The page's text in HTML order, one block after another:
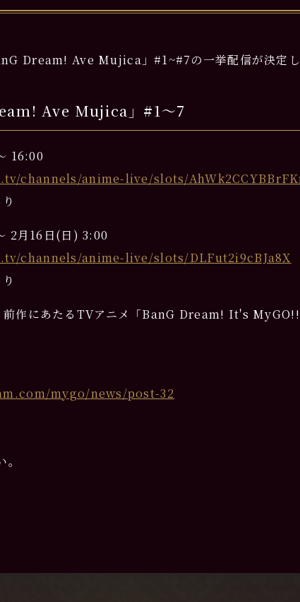
Dream! Ave Mujica」#1~#7の一挙配信が決定し
Ave Mujica」#1〜7
16:00
channels/anime-live/slots/
2月16日(日) 3:00
channels/anime-live/slots/DLFut2i9cBJa8X
作にあたるTVアニメ「BanG Dream! It's
mygo/news/post-32